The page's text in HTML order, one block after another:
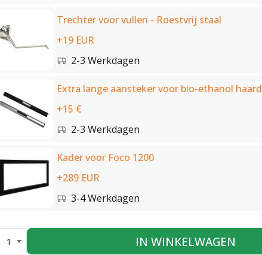
Trechter voor vullen - Roestvrij staal
+19 EUR
2-3 Werkdagen
Extra lange aansteker voor bio-ethanol haard
+15 €
2-3 Werkdagen
Kader voor Foco 1200
+289 EUR
3-4 Werkdagen
1 IN WINKELWAGEN